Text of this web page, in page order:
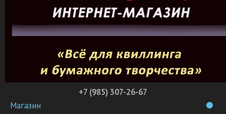
+7 (985) 307-26-67
Магазин